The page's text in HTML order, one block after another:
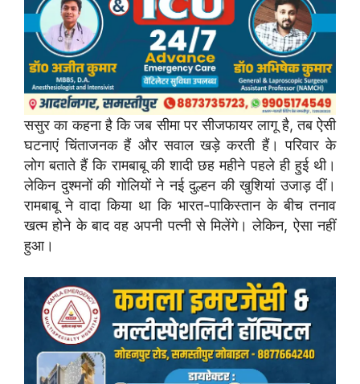
ससुर का कहना है कि जब सीमा पर सीजफायर लागू है, तब ऐसी
घटनाएं चिंताजनक हैं और सवाल खड़े करती हैं। परिवार के
लोग बताते हैं कि रामबाबू की शादी छह महीने पहले ही हुई थी।
लेकिन दुश्मनों की गोलियों ने नई दुल्हन की खुशियां उजाड़ दीं।
रामबाबू ने वादा किया था कि भारत-पाकिस्तान के बीच तनाव
खत्म होने के बाद वह अपनी पत्नी से मिलेंगे। लेकिन, ऐसा नहीं
हुआ।